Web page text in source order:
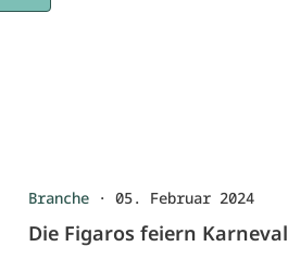
Branche ·05. Februar 2024
Die Figaros feiern Karneval